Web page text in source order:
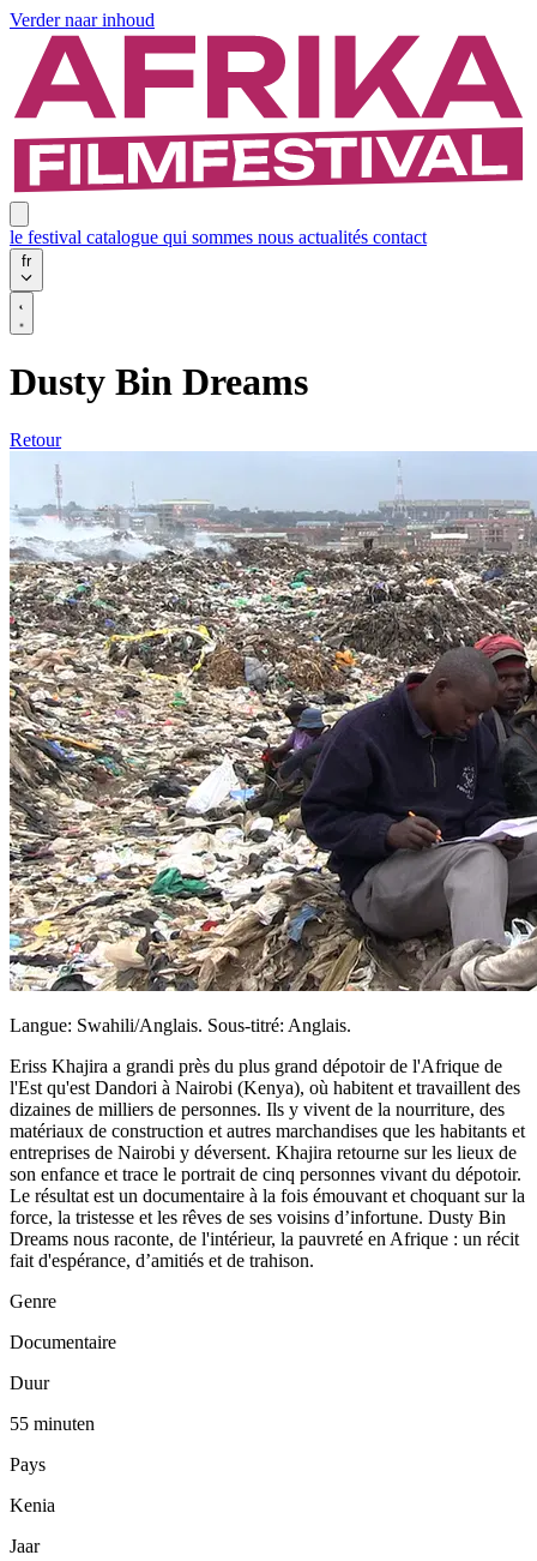
Verder naar inhoud
le festival catalogue qui sommes nous actualités contact
fr
Dusty Bin Dreams
Retour
Langue: Swahili/Anglais. Sous-titré: Anglais.
Eriss Khajira a grandi près du plus grand dépotoir de l'Afrique de
l'Est qu'est Dandori à Nairobi (Kenya), où habitent et travaillent des
dizaines de milliers de personnes. Ils y vivent de la nourriture, des
matériaux de construction et autres marchandises que les habitants et
entreprises de Nairobi y déversent. Khajira retourne sur les lieux de
son enfance et trace le portrait de cinq personnes vivant du dépotoir.
Le résultat est un documentaire à la fois émouvant et choquant sur la
force, la tristesse et les rêves de ses voisins d’infortune. Dusty Bin
Dreams nous raconte, de l'intérieur, la pauvreté en Afrique : un récit
fait d'espérance, d’amitiés et de trahison.
Genre
Documentaire
Duur
55 minuten
Pays
Kenia
Jaar